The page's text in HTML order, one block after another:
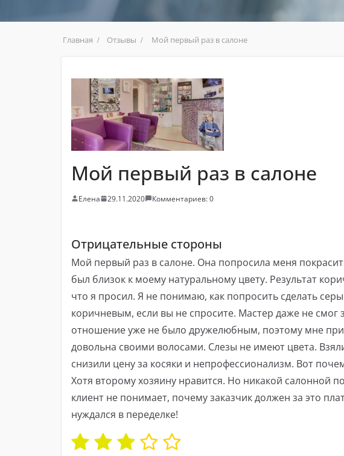
Главная Отзывы Мой первый раз в салоне
Мой первый раз в салоне
Елена 29.11.2020 Комментариев: 0
Отрицательные стороны
Мой первый раз в салоне. Она попросила меня
был близок к моему натуральному цвету. Результат
что я просил. Я не понимаю, как попросить сделать
коричневым, если вы не спросите. Мастер даже не смог
отношение уже не было дружелюбным, поэтому мне
довольна своими волосами. Слезы не имеют цвета.
снизили цену за косяки и непрофессионализм. Вот
Хотя второму хозяину нравится. Но никакой салонной
клиент не понимает, почему заказчик должен за это
нуждался в переделке!